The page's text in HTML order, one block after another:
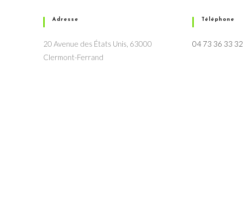
Adresse
20 Avenue des États Unis, 63000
Clermont-Ferrand
Téléphone
04 73 36 33 32